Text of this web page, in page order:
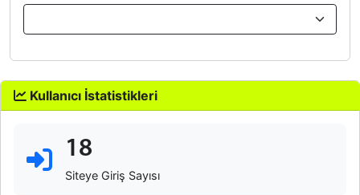
Kullanıcı İstatistikleri
18
Siteye Giriş Sayısı